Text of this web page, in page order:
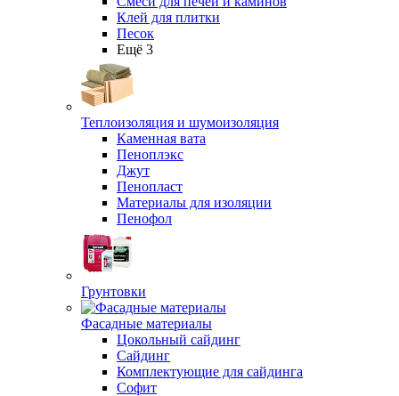
Клей для плитки
Песок
Ещё 3
Теплоизоляция и шумоизоляция
Каменная вата
Пеноплэкс
Джут
Пенопласт
Материалы для изоляции
Пенофол
Грунтовки
Фасадные материалы
Цокольный сайдинг
Сайдинг
Комплектующие для сайдинга
Софит